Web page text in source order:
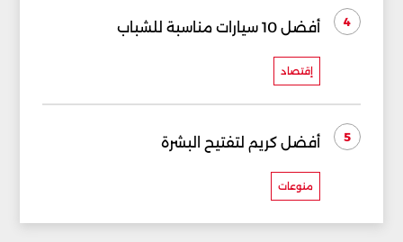
4 أفضل 10 سيارات مناسبة للشباب
إقتصاد
5 أفضل كريم لتفتيح البشرة
منوعات